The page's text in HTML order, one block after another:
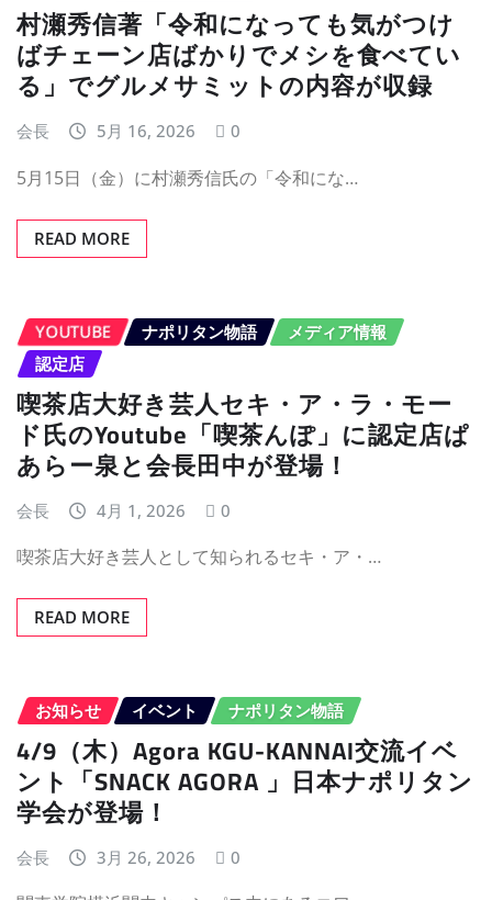
村瀬秀信著「令和になっても気がつけ
ばチェーン店ばかりでメシを食べてい
る」でグルメサミットの内容が収録
会長 5月 16, 2026 0
5月15日（金）に村瀬秀信氏の「令和にな…
READ MORE
YOUTUBE ナポリタン物語
メディア情報
認定店
喫茶店大好き芸人セキ・ア・ラ・モー
ド氏のYoutube「喫茶んぽ」に認定店ぱ
あらー泉と会長田中が登場！
会長 4月 1, 2026 0
喫茶店大好き芸人として知られるセキ・ア・…
READ MORE
お知らせ イベント ナポリタン物語
4/9（木）Agora KGU-KANNAI交流イベ
ント「SNACK AGORA 」日本ナポリタン
学会が登場！
会長 3月 26, 2026 0